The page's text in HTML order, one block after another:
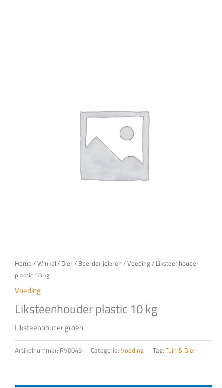
Home /Winkel / Dier / Boerderijdieren /Voeding/ Liksteenhouder
plastic 10 kg
Voeding
Liksteenhouder plastic 10 kg
Liksteenhouder groen
Artikelnummer: RV0049 Categorie: Voeding Tag: Tuin & Dier